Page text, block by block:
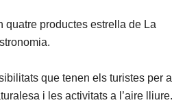
quatre productes estrella de La
que tenen els turistes per a
i les activitats a l’aire lliure.